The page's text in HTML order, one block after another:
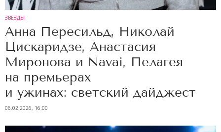
ЗВЕЗДЫ
Анна Пересильд, Николай
Цискаридзе, Анастасия
Миронова и Navai, Пелагея
на премьерах
и ужинах: светский дайджест
06.02.2026, 16:00